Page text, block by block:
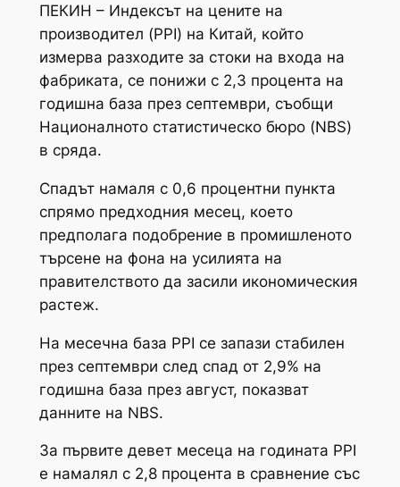
ПЕКИН – Индексът на цените на
производител (PPI) на Китай, който
измерва разходите за стоки на входа на
фабриката, се понижи с 2,3 процента на
годишна база през септември, съобщи
Националното статистическо бюро (NBS)
в сряда.
Спадът намаля с 0,6 процентни пункта
спрямо предходния месец, което
предполага подобрение в промишленото
търсене на фона на усилията на
правителството да засили икономическия
растеж.
На месечна база PPI се запази стабилен
през септември след спад от 2,9% на
годишна база през август, показват
данните на NBS.
За първите девет месеца на годината PPI
е намалял с 2,8 процента в сравнение със